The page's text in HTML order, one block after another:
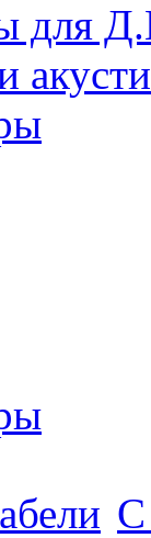
для
С